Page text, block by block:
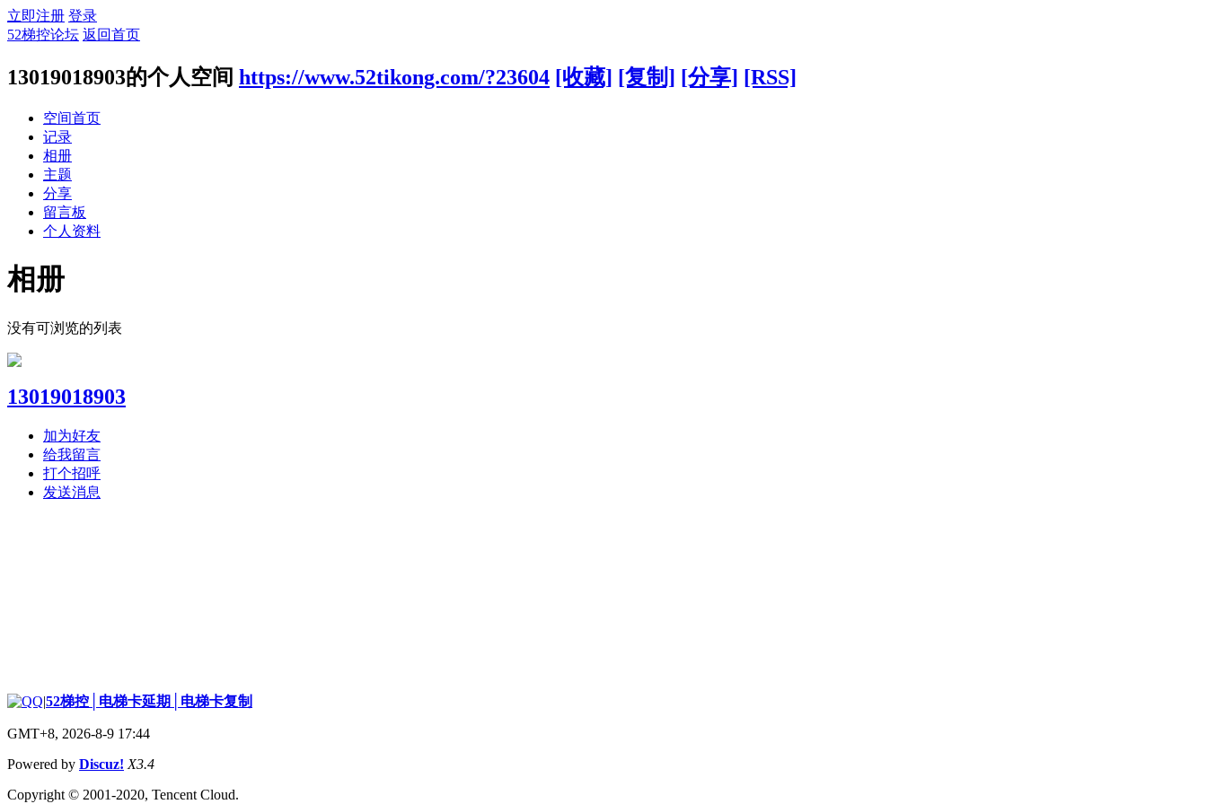
立即注册 登录
52梯控论坛 返回首页
13019018903的个人空间 https://www.52tikong.com/?23604 [收藏] [复制] [分享] [RSS]
空间首页
记录
相册
主题
分享
留言板
个人资料
相册
没有可浏览的列表
13019018903
加为好友
给我留言
打个招呼
发送消息
|52梯控│电梯卡延期│电梯卡复制
GMT+8, 2026-8-9 17:44
Powered by Discuz! X3.4
Copyright © 2001-2020, Tencent Cloud.